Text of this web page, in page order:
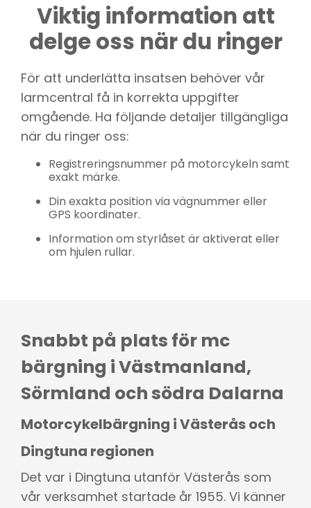
Viktig information att
delge oss när du ringer
För att underlätta insatsen behöver vår
larmcentral få in korrekta uppgifter
omgående. Ha följande detaljer tillgängliga
när du ringer oss:
Registreringsnummer på motorcykeln samt
exakt märke.
Din exakta position via vägnummer eller
GPS koordinater.
Information om styrlåset är aktiverat eller
om hjulen rullar.
Snabbt på plats för mc
bärgning i Västmanland,
Sörmland och södra Dalarna
Motorcykelbärgning i Västerås och
Dingtuna regionen
Det var i Dingtuna utanför Västerås som
vår verksamhet startade år 1955. Vi känner